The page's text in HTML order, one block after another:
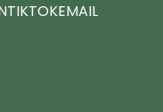
TIKTOKEMAIL